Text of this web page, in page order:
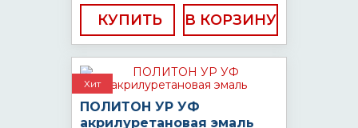
КУПИТЬ
Хит
ПОЛИТОН УР УФ
акрилуретановая эмаль